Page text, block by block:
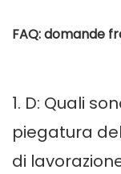
FAQ: domande
1. D: Quali
piegatura
di